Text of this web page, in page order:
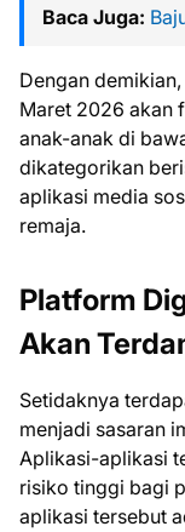
Baca Juga:
Dengan
Maret 2026 akan
anak-anak di
dikategorikan
aplikasi media
remaja.
Platform
Akan
Setidaknya
menjadi sasaran
Aplikasi-aplikasi
risiko tinggi bagi
aplikasi tersebut